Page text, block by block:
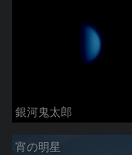
銀河鬼太郎
宵の明星